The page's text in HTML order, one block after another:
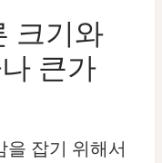
크기와
큰가
잡기 위해서